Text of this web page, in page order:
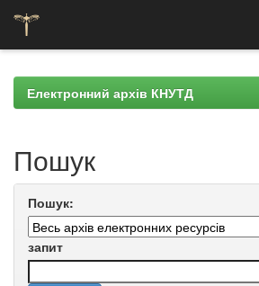
navigationЕлектронний архів КНУТД
Пошук
Пошук:
запит